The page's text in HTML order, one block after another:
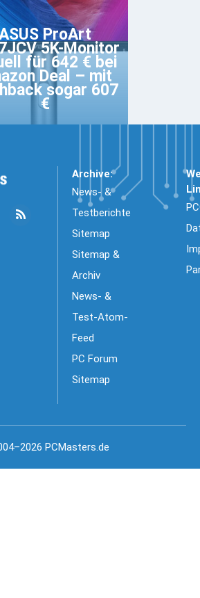
ProArt
5K-Monitor
für 642 € bei
Deal – mit
sogar 607
€
Archive:
News- &
Testberichte
Sitemap
Sitemap &
Archiv
News- &
Test-Atom-
Feed
PC Forum
Sitemap
PCMasters.de